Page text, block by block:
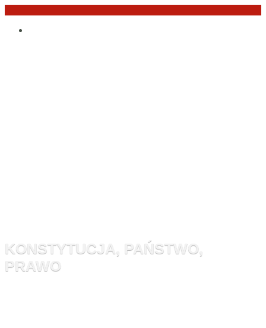
Przejdź
KONSTYTUCJA, PAŃSTWO,
PRAWO